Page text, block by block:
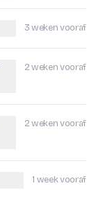
3 weken vooraf
2 weken vooraf
afvinken
2 weken vooraf
afvinken
1 week vooraf